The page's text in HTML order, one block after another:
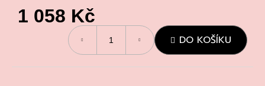
1 058 Kč
DO KOŠÍKU
D
r